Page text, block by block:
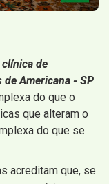
clínica de
Americana - SP
do que o
que alteram o
do que se
acreditam que, se